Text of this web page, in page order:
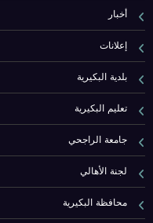
أخبار
إعلانات
بلدية البكيرية
تعليم البكيرية
جامعة الراجحي
لجنة الأهالي
محافظة البكيرية